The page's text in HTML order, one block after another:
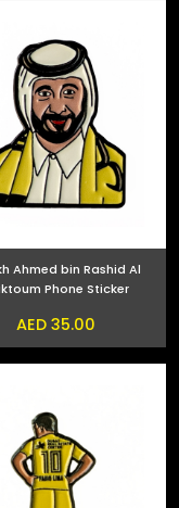
Ahmed bin Rashid Al
Phone Sticker
AED 35.00